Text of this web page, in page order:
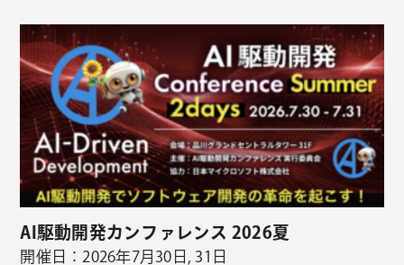
AI駆動開発カンファレンス 2026夏
開催日：2026年7月30日, 31日